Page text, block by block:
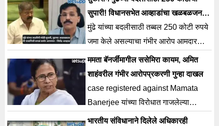
समोर येत आहेत.
सुपारी! विधानसभेत आव्हाडांचा खळबळजनक
दावा
मुंढे यांच्या बदलीसाठी तब्बल 250 कोटी रुपये
जमा केले असल्याचा गंभीर आरोप आमदार
जितेंद्र आव्हाड यांनीं विधानसभेत केला आहे.
ममता बॅनर्जींमागील ससेमिरा कायम, अमित
शाहंवरील गंभीर आरोपप्रकरणी गुन्हा दाखल
case registered against Mamata
Banerjee यांच्या विरोधात गाजलेल्या
हत्याकांडात अमित शाह यांचे नाव
भारतीय संविधानाने दिलेले अधिकारही